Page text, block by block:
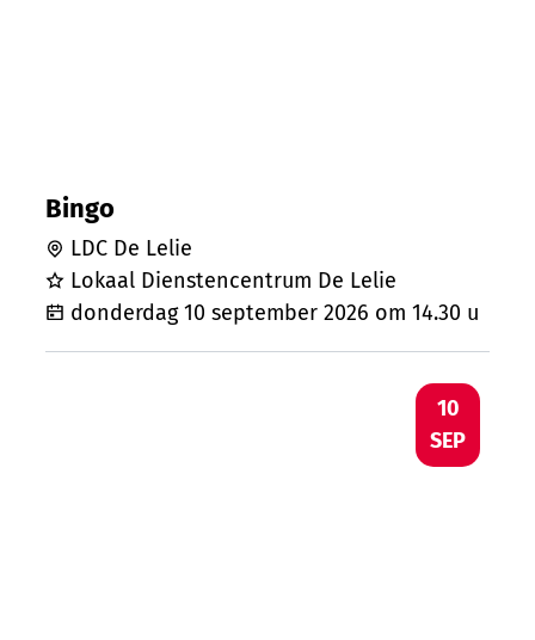
Bingo
LDC De Lelie
Lokaal Dienstencentrum De Lelie
donderdag 10 september 2026 om 14.30 u
DO
10
SEP